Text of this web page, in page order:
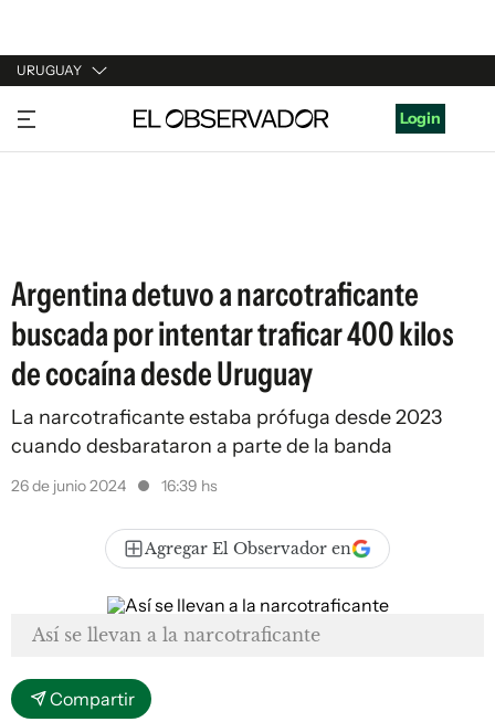
URUGUAY
URUGUAY
ARGENTINA
Login
Argentina detuvo a narcotraficante
buscada por intentar traficar 400 kilos
de cocaína desde Uruguay
La narcotraficante estaba prófuga desde 2023
cuando desbarataron a parte de la banda
26 de junio 2024 16:39 hs
Agregar El Observador en
Así se llevan a la narcotraficante
Compartir